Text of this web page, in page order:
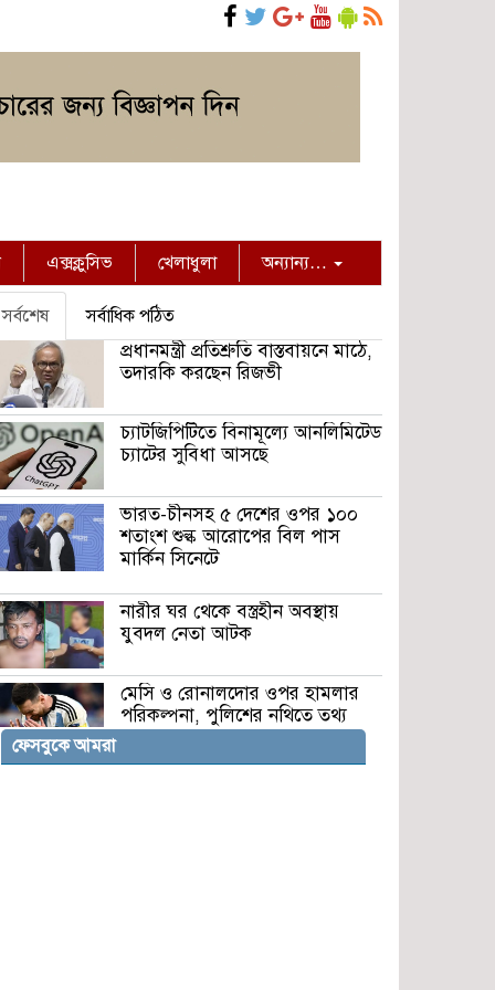
এক্সক্লুসিভ খেলাধুলা অন্যান্য…
সর্বশেষ সর্বাধিক পঠিত
প্রধানমন্ত্রী প্রতিশ্রুতি বাস্তবায়নে মাঠে,
তদারকি করছেন রিজভী
চ্যাটজিপিটিতে বিনামূল্যে আনলিমিটেড
চ্যাটের সুবিধা আসছে
ভারত-চীনসহ ৫ দেশের ওপর ১০০
শতাংশ শুল্ক আরোপের বিল পাস
মার্কিন সিনেটে
নারীর ঘর থেকে বস্ত্রহীন অবস্থায়
যুবদল নেতা আটক
মেসি ও রোনালদোর ওপর হামলার
পরিকল্পনা, পুলিশের নথিতে তথ্য
প্রকাশ
ফেসবুকে আমরা